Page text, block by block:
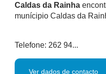
Caldas da Rainha
munícipio Caldas da
Telefone: 262 94...
Ver dados de contacto